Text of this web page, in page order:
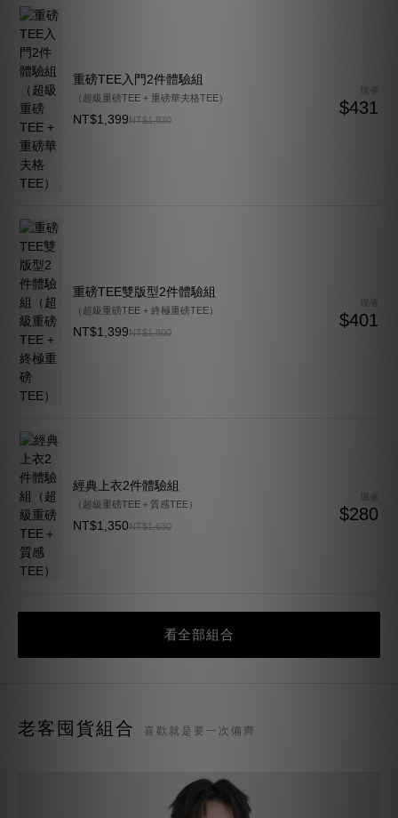
重磅TEE入門2件體驗組
（超級重磅TEE + 重磅華夫格TEE）
NT$1,399NT$1,830
現省
$431
重磅TEE雙版型2件體驗組
（超級重磅TEE + 終極重磅TEE）
NT$1,399NT$1,800
現省
$401
經典上衣2件體驗組
（超級重磅TEE＋質感TEE）
NT$1,350NT$1,630
現省
$280
看全部組合
老客囤貨組合 喜歡就是要一次備齊